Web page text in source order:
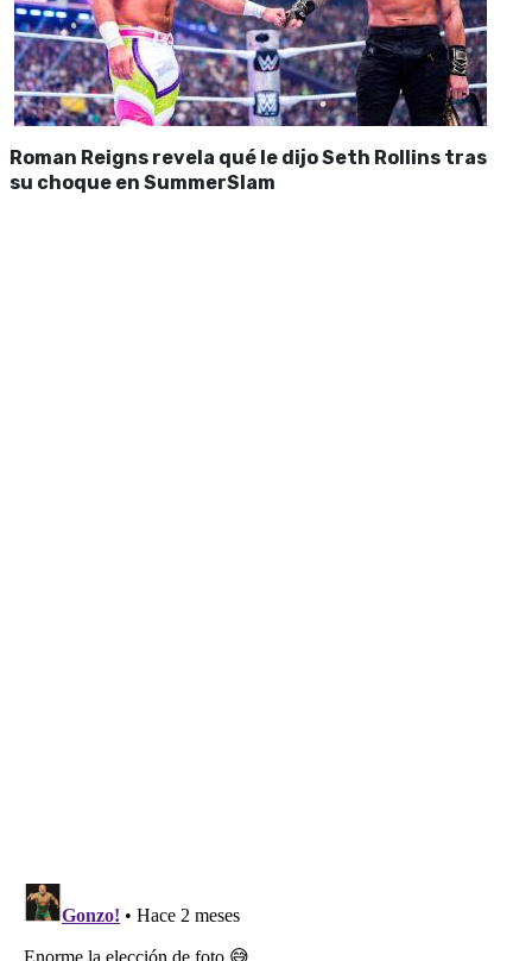
Roman Reigns revela qué le dijo Seth Rollins tras
su choque en SummerSlam